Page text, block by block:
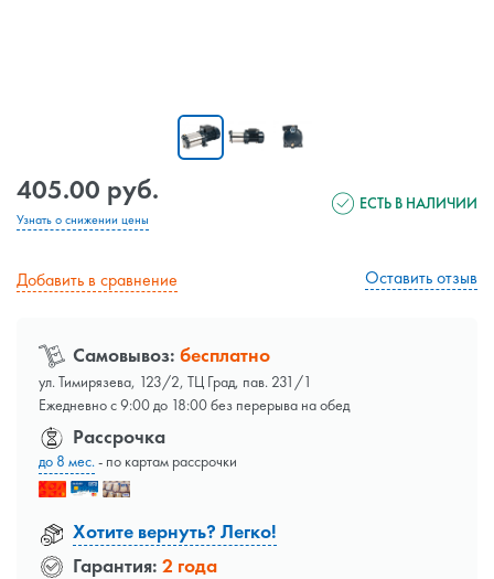
405.00 руб.
Узнать о снижении цены
ЕСТЬ В НАЛИЧИИ
Добавить в сравнение Оставить отзыв
Самовывоз: бесплатно
ул. Тимирязева, 123/2, ТЦ Град, пав. 231/1
Ежедневно с 9:00 до 18:00 без перерыва на обед
Рассрочка
до 8 мес.- по картам рассрочки
Хотите вернуть? Легко!
Гарантия: 2 года